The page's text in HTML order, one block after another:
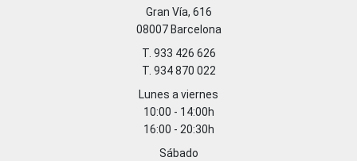
Gran Vía, 616
08007 Barcelona
T. 933 426 626
T. 934 870 022
Lunes a viernes
10:00 - 14:00h
16:00 - 20:30h
Sábado